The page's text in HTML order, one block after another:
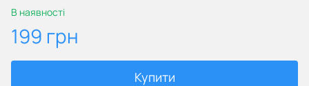
В наявності
199 грн
Купити